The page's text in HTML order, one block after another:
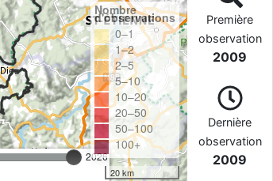
2026
Nombre
d'observations
0–1
1–2
2–5
5–10
10–20
20–50
50–100
100+
20 km
Première
observation
2009
Dernière
observation
2009